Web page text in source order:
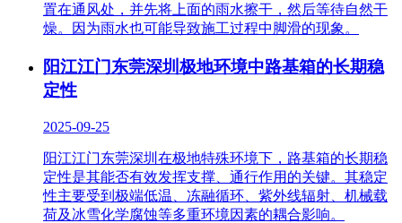
置在通风处，并先将上面的雨水擦干，然后等待自然干
燥。因为雨水也可能导致施工过程中脚滑的现象。
阳江江门东莞深圳极地环境中路基箱的长期稳
定性
2025-09-25
阳江江门东莞深圳在极地特殊环境下，路基箱的长期稳
定性是其能否有效发挥支撑、通行作用的关键。其稳定
性主要受到极端低温、冻融循环、紫外线辐射、机械载
荷及冰雪化学腐蚀等多重环境因素的耦合影响。